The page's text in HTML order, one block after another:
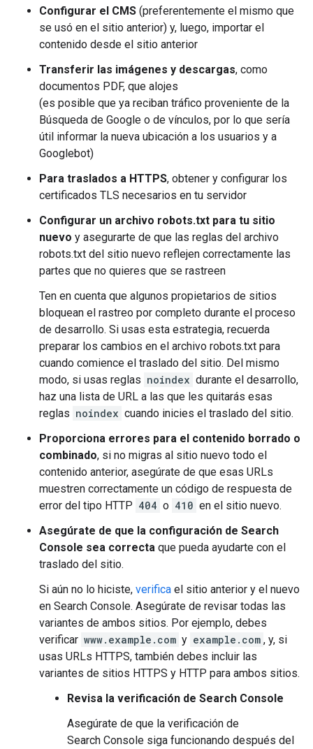
Configurar el CMS (preferentemente el mismo que
se usó en el sitio anterior) y, luego, importar el
contenido desde el sitio anterior
Transferir las imágenes y descargas, como
documentos PDF, que alojes
(es posible que ya reciban tráfico proveniente de la
Búsqueda de Google o de vínculos, por lo que sería
útil informar la nueva ubicación a los usuarios y a
Googlebot)
Para traslados a HTTPS, obtener y configurar los
certificados TLS necesarios en tu servidor
Configurar un archivo robots.txt para tu sitio
nuevo y asegurarte de que las reglas del archivo
robots.txt del sitio nuevo reflejen correctamente las
partes que no quieres que se rastreen
Ten en cuenta que algunos propietarios de sitios
bloquean el rastreo por completo durante el proceso
de desarrollo. Si usas esta estrategia, recuerda
preparar los cambios en el archivo robots.txt para
cuando comience el traslado del sitio. Del mismo
modo, si usas reglas noindex durante el desarrollo,
haz una lista de URL a las que les quitarás esas
reglas noindex cuando inicies el traslado del sitio.
Proporciona errores para el contenido borrado o
combinado, si no migras al sitio nuevo todo el
contenido anterior, asegúrate de que esas URLs
muestren correctamente un código de respuesta de
error del tipo HTTP 404 o 410 en el sitio nuevo.
Asegúrate de que la configuración de Search
Console sea correcta que pueda ayudarte con el
traslado del sitio.
Si aún no lo hiciste, verifica el sitio anterior y el nuevo
en Search Console. Asegúrate de revisar todas las
variantes de ambos sitios. Por ejemplo, debes
verificar www.example.com y example.com , y, si
usas URLs HTTPS, también debes incluir las
variantes de sitios HTTPS y HTTP para ambos sitios.
Revisa la verificación de Search Console
Asegúrate de que la verificación de
Search Console siga funcionando después del